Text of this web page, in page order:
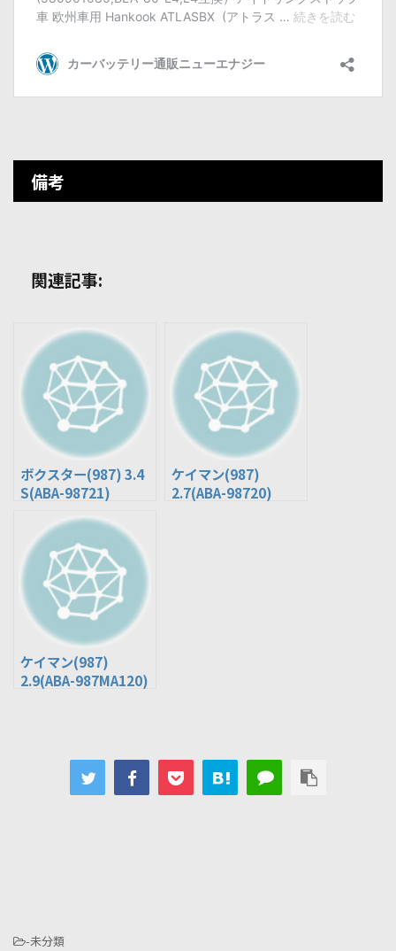
備考
関連記事:
ボクスター(987) 3.4
S(ABA-98721)
ケイマン(987)
2.7(ABA-98720)
ケイマン(987)
2.9(ABA-987MA120)
-未分類